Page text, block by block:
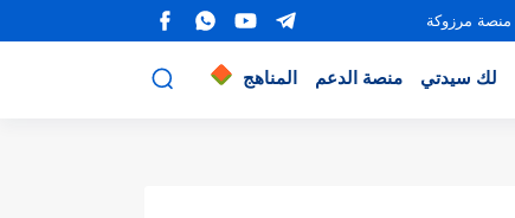
منصة مرزوكة
لك سيدتي منصة الدعم المناهج